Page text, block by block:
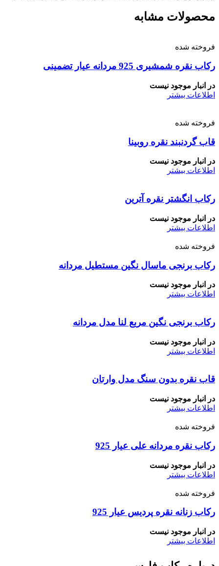
محصولات مشابه
فروخته شده
رکاب نقره شمشیری 925 مردانه عیار تضمینی
در انبار موجود نیست
اطلاعات بیشتر
فروخته شده
قاب گردنبند نقره روبینا
در انبار موجود نیست
اطلاعات بیشتر
رکاب انگشتر نقره آترین
در انبار موجود نیست
اطلاعات بیشتر
فروخته شده
رکاب برنجی ماسال نگین مستطیل مردانه
در انبار موجود نیست
اطلاعات بیشتر
رکاب برنجی نگین مربع لنا مدل مردانه
در انبار موجود نیست
اطلاعات بیشتر
قاب نقره بدون سنگ مدل وارتان
در انبار موجود نیست
اطلاعات بیشتر
فروخته شده
رکاب نقره مردانه علی عیار 925
در انبار موجود نیست
اطلاعات بیشتر
فروخته شده
رکاب زنانه نقره پردیس عیار 925
در انبار موجود نیست
اطلاعات بیشتر